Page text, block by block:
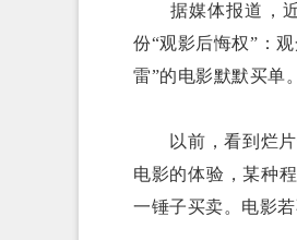
据媒体报道，近
份“观影后悔权”：
雷”的电影默默买单。
以前，看到烂片
电影的体验，某种
一锤子买卖。电影